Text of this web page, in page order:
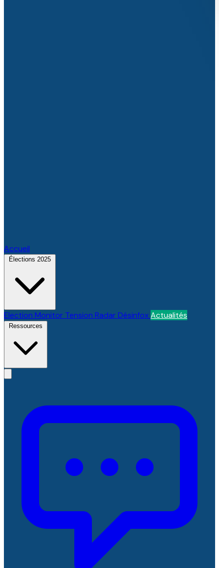
Accueil
Élections 2025
Election Monitor Tension Radar DésinfoxActualités
Ressources